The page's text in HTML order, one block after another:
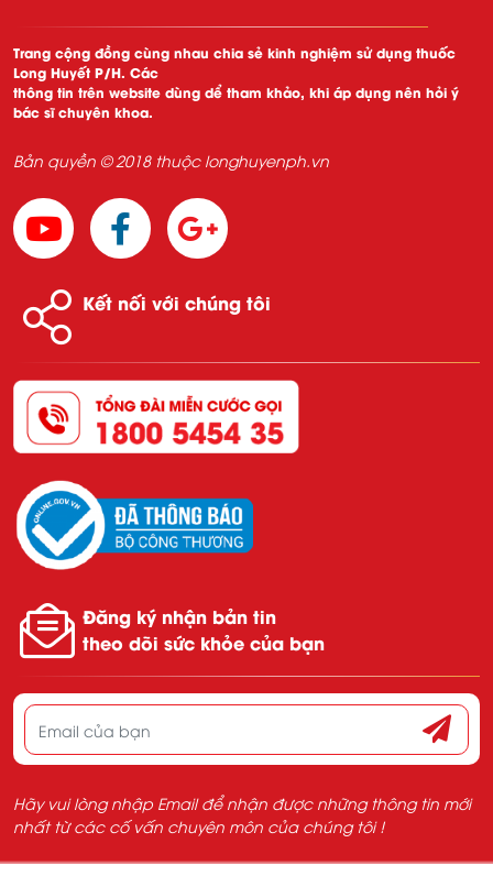
Trang cộng đồng cùng nhau chia sẻ kinh nghiệm sử dụng thuốc
Long Huyết P/H. Các
thông tin trên website dùng dể tham khảo, khi áp dụng nên hỏi ý
bác sĩ chuyên khoa.
Bản quyền © 2018 thuộc longhuyenph.vn
Kết nối với chúng tôi
Đăng ký nhận bản tin
theo dõi sức khỏe của bạn
Hãy vui lòng nhập Email để nhận được những thông tin mới
nhất từ các cố vấn chuyên môn của chúng tôi !